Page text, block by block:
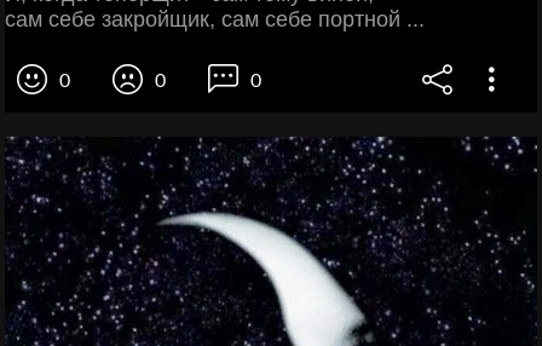
сам себе закройщик, сам себе портной ...
0 0 0